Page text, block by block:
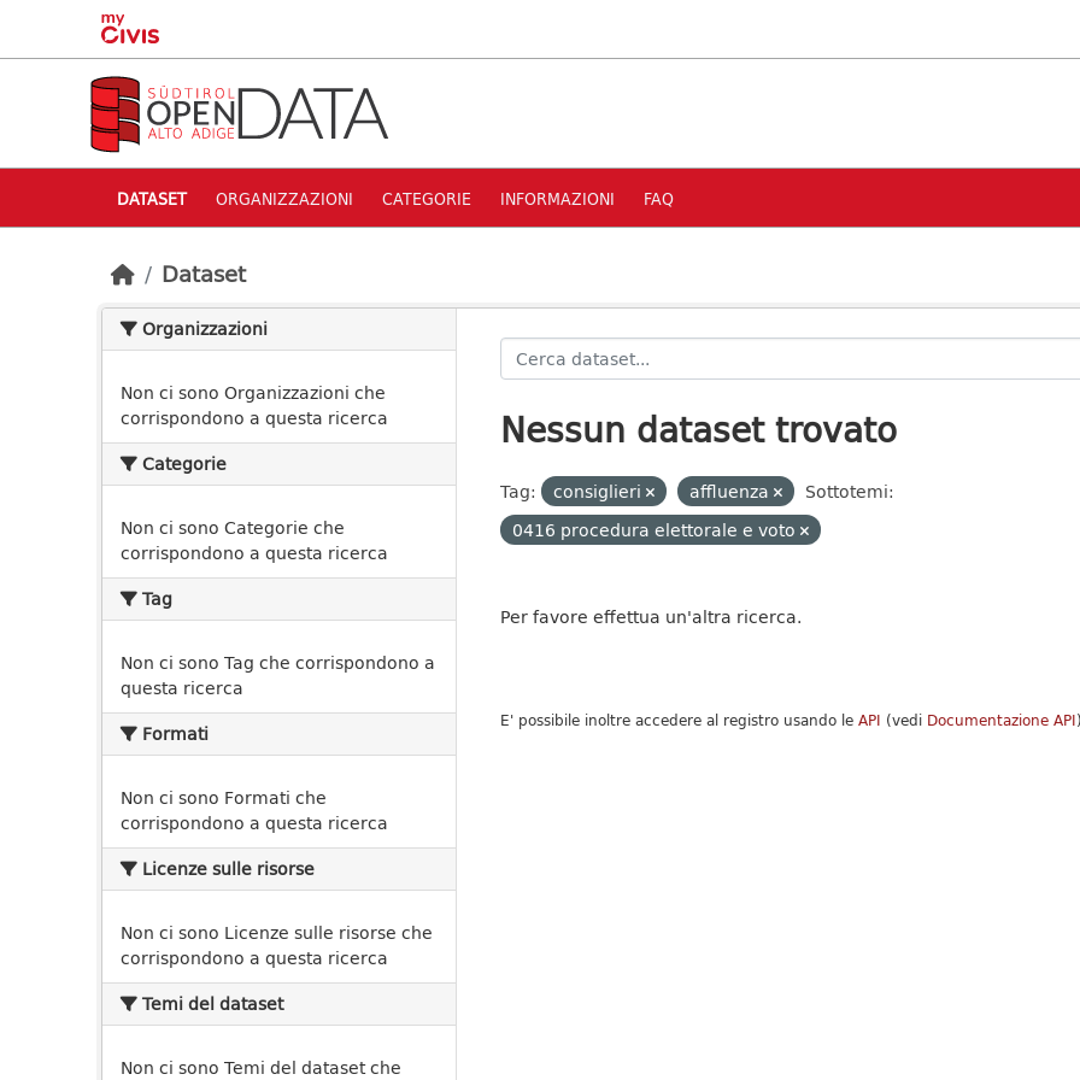
Skip to main content
DATASET ORGANIZZAZIONI CATEGORIE INFORMAZIONI FAQ
Dataset
Organizzazioni
Non ci sono Organizzazioni che
corrispondono a questa ricerca
Categorie
Non ci sono Categorie che
corrispondono a questa ricerca
Tag
Non ci sono Tag che corrispondono a
questa ricerca
Formati
Non ci sono Formati che
corrispondono a questa ricerca
Licenze sulle risorse
Non ci sono Licenze sulle risorse che
corrispondono a questa ricerca
Temi del dataset
Non ci sono Temi del dataset che
Nessun dataset trovato
Tag: consiglieri affluenza
Sottotemi:
0416 procedura elettorale e voto
Per favore effettua un'altra ricerca.
E' possibile inoltre accedere al registro usando le API (vedi Documentazione API